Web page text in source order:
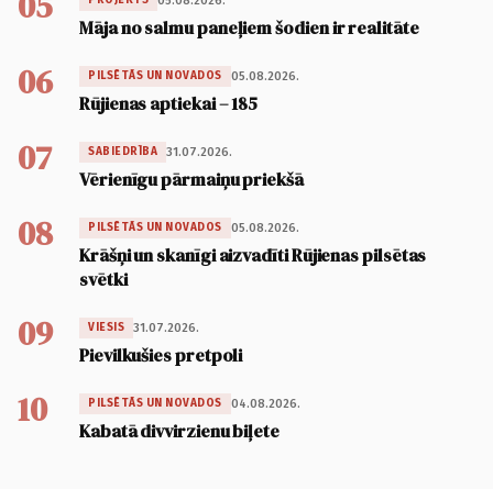
Māja no salmu paneļiem šodien ir realitāte
06 PILSĒTĀS UN NOVADOS 05.08.2026.
Rūjienas aptiekai – 185
07 SABIEDRĪBA 31.07.2026.
Vērienīgu pārmaiņu priekšā
08 PILSĒTĀS UN NOVADOS 05.08.2026.
Krāšņi un skanīgi aizvadīti Rūjienas pilsētas
svētki
09 VIESIS 31.07.2026.
Pievilkušies pretpoli
10 PILSĒTĀS UN NOVADOS 04.08.2026.
Kabatā divvirzienu biļete